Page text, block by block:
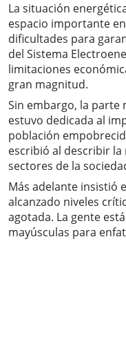
La situación
espacio importante
dificultades para
del Sistema
limitaciones
gran magnitud.
Sin embargo, la parte
estuvo dedicada al
población
escribió al describir
sectores de la
Más adelante insistió
alcanzado niveles
agotada. La gente
mayúsculas para